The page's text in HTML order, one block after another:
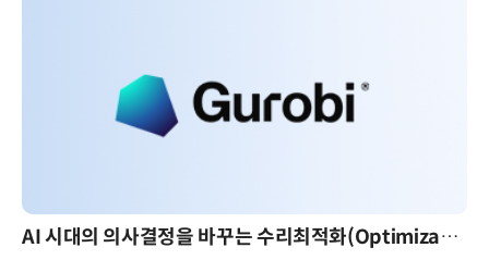
AI 시대의 의사결정을 바꾸는 수리최적화(Optimization): 실제 산업 적용 사례와 활용 전략